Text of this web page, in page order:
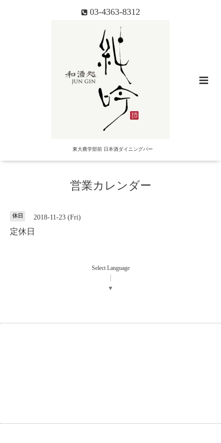
03-4363-8312
東大農学部前 日本酒ダイニングバー
営業カレンダー
休日 2018-11-23 (Fri)
定休日
Select Language
▼